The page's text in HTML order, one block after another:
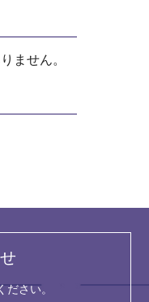
ません。
さい。